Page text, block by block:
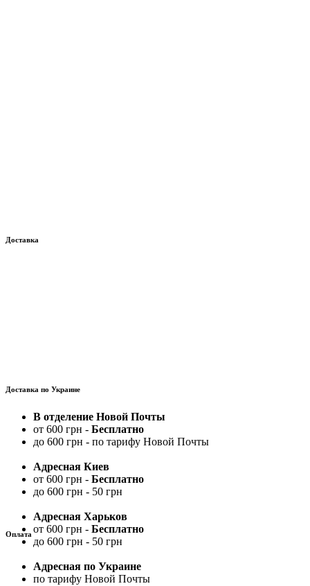
Доставка
Доставка по Украине
В отделение Новой Почты
от 600 грн - Бесплатно
до 600 грн - по тарифу Новой Почты
Адресная Киев
от 600 грн - Бесплатно
до 600 грн - 50 грн
Адресная Харьков
от 600 грн - Бесплатно
до 600 грн - 50 грн
Адресная по Украине
по тарифу Новой Почты
Оплата